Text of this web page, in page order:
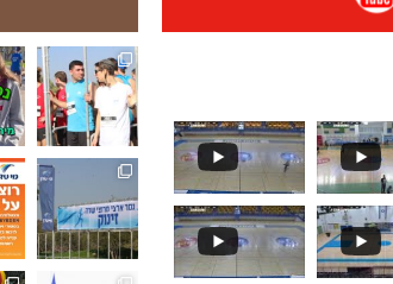
תפסנו אתכם רגע לפני המירוץ כדי לעזור לנו לנפץ כמה
🏆🏃‍♀️🏃 🌞🌼האליפות
אל האליפות הארצית במרוצי שדה!! מ
🏆🏃‍♀️🏃 האליפות הארצית במרוצי שדה...רוצו על זה!! וג
🏆🏃‍♀️🏃 היום!!האליפות הארצית במרוצי
🏆🏃‍♀️🏃 מחר!! האליפות
במרוצי שדה...! ברביעי הקרוב
🤸‍♂️⛹️‍♀️ "משחקים כמו פעם": בחמישי האחרון, סנונית
🏓🏆 מחוז חיפה: ליגת המועדונים בטנ"ש, ז'-
ואלופת מחוז ת"א